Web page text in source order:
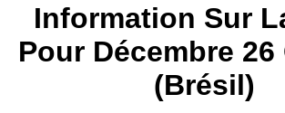
Information Sur
Pour Décembre 26
(Brésil)